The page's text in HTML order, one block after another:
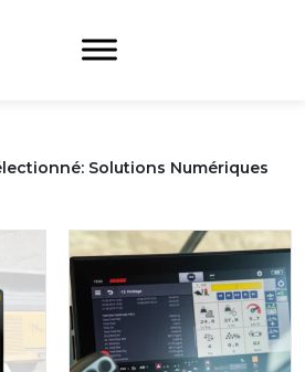
Solutions Numériques